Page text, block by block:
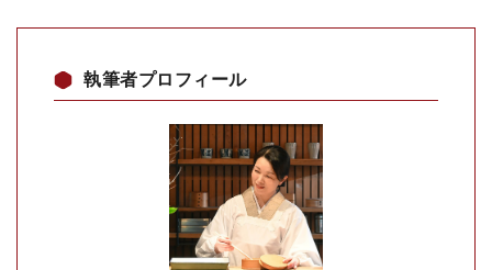
執筆者プロフィール